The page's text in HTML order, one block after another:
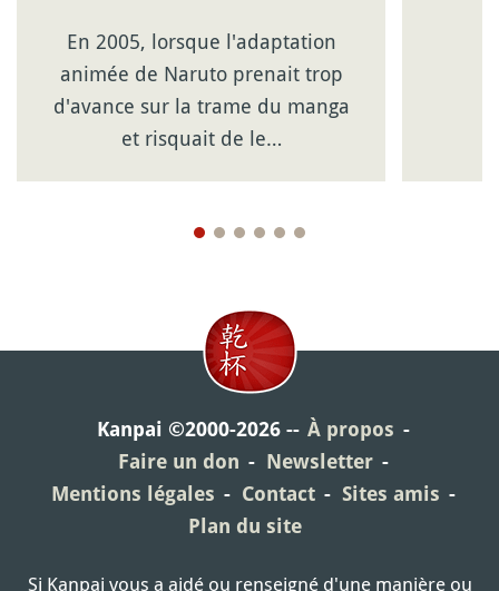
En 2005, lorsque l'adaptation
animée de Naruto prenait trop
d'avance sur la trame du manga
et risquait de le…
Kanpai ©2000-2026
À propos
Faire un don
Newsletter
Mentions légales
Contact
Sites amis
Plan du site
Si Kanpai vous a aidé ou renseigné d'une manière ou